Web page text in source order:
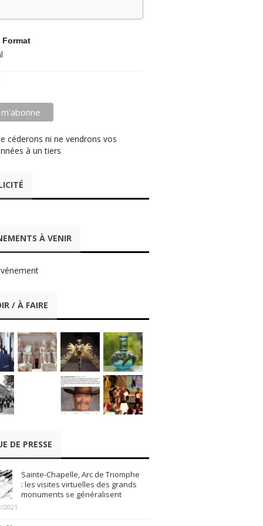
Format
céderons ni ne vendrons vos
à un tiers
À VENIR
/ À FAIRE
DE PRESSE
Sainte-Chapelle, Arc de Triomphe
: les visites virtuelles des grands
monuments se généralisent
2021